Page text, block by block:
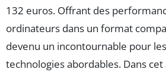
132 euros. Offrant des
ordinateurs dans un format
devenu un incontournable pour
technologies abordables. Dans